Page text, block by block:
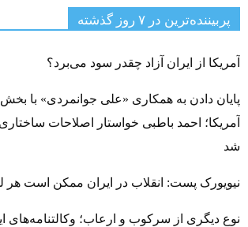
پربیننده‌ترین‌ در ۷ روز گذشته
آمریکا از ایران آزاد چقدر سود می‌برد؟
پایان دادن به همکاری «علی جوانمردی» با
آمریکا؛ احمد باطبی خواستار اصلاحات
شد
نیویورک پست: انقلاب در ایران ممکن است هر
نوع دیگری از سرکوب و ارعاب؛ وکالتنامه‌های